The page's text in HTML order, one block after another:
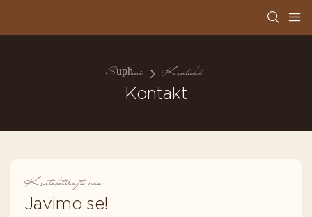
Suphini Kontakt
Kontakt
Kontaktirajte nas
Javimo se!